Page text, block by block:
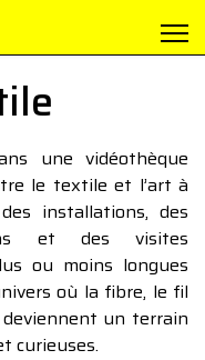
une vidéothèque
le textile et l’art à
installations, des
et des visites
ou moins longues
où la fibre, le fil
un terrain
curieuses.